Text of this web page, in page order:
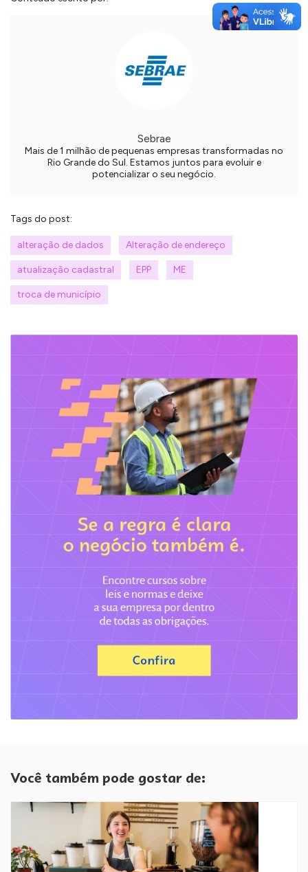
Sebrae
Mais de 1 milhão de pequenas empresas transformadas no
Rio Grande do Sul. Estamos juntos para evoluir e
potencializar o seu negócio.
Tags do post:
alteração de dados Alteração de endereço
atualização cadastral EPP ME
troca de município
Você também pode gostar de: